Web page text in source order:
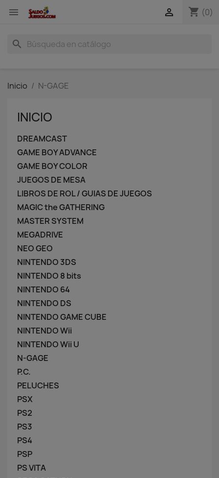
 shopping_cart (0)

search
Inicio N-GAGE
INICIO
DREAMCAST
GAME BOY ADVANCE
GAME BOY COLOR
JUEGOS DE MESA
LIBROS DE ROL / GUIAS DE JUEGOS
MAGIC the GATHERING
MASTER SYSTEM
MEGADRIVE
NEO GEO
NINTENDO 3DS
NINTENDO 8 bits
NINTENDO 64
NINTENDO DS
NINTENDO GAME CUBE
NINTENDO Wii
NINTENDO Wii U
N-GAGE
P.C.
PELUCHES
PSX
PS2
PS3
PS4
PSP
PS VITA